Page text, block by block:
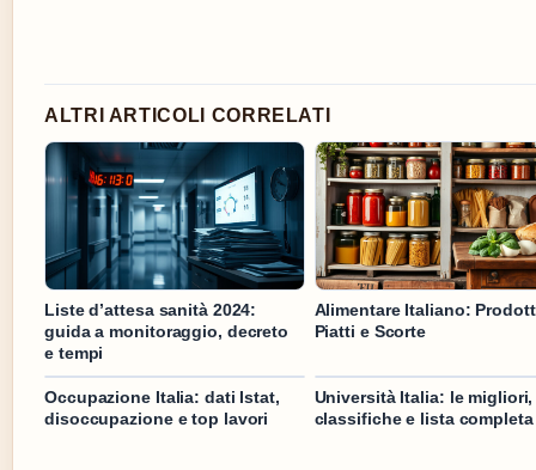
ALTRI ARTICOLI CORRELATI
Liste d’attesa sanità 2024:
guida a monitoraggio, decreto
e tempi
Alimentare Italiano:
Piatti e Scorte
Occupazione Italia: dati Istat,
disoccupazione e top lavori
Università Italia: le migliori,
classifiche e lista completa